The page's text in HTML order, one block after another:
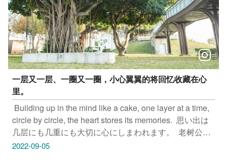
一层又一层、一圈又一圈，小心翼翼的将回忆收藏在心
里。​
​ Building up in the mind like a cake, one layer at a time,
circle by circle, the heart stores its memories.​ ​ 思い出は
几层にも几重にも大切に心にしまわれます。​ ​ 老树公园​
地址：台中市北屯区经贸一路与顺平路交叉口​ ​ 疫情期
2022-09-05